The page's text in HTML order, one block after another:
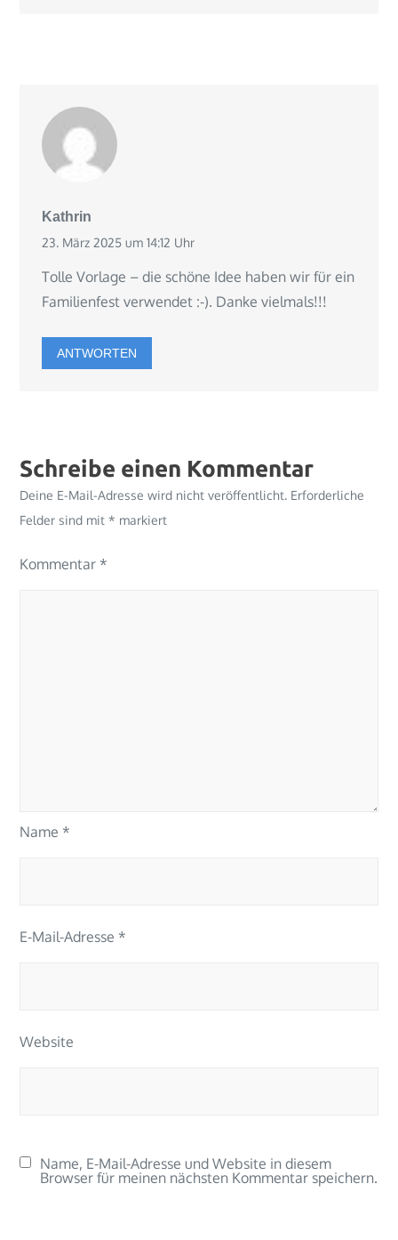
Kathrin
23. März 2025 um 14:12 Uhr
Tolle Vorlage – die schöne Idee haben wir für ein
Familienfest verwendet :-). Danke vielmals!!!
ANTWORTEN
Schreibe einen Kommentar
Deine E-Mail-Adresse wird nicht veröffentlicht. Erforderliche
Felder sind mit* markiert
Kommentar *
Name *
E-Mail-Adresse *
Website
Name, E-Mail-Adresse und Website in diesem
Browser für meinen nächsten Kommentar speichern.